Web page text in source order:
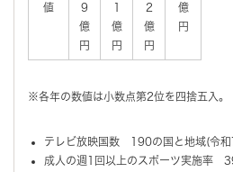
値
9
億
円
1
億
円
2
億
円
億
円
※各年の数値は小数点第2位を四捨五入。
テレビ放映国数 190の国と地域(令和
成人の週1回以上のスポーツ実施